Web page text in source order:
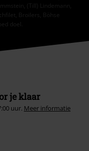
(Till) Lindemann,
Broilers, Böhse
doel.
je klaar
uur. Meer informatie